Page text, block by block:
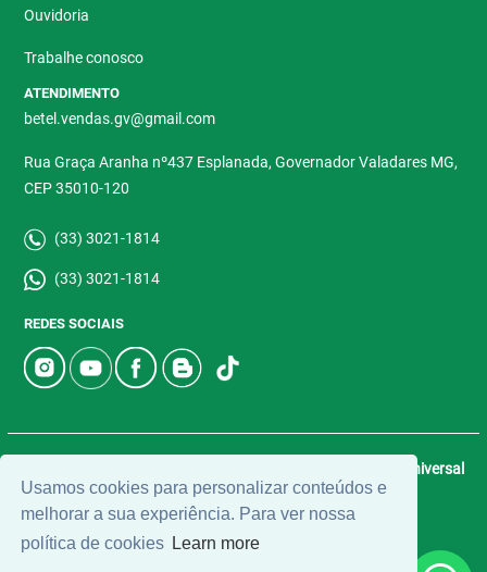
Usamos cookies para personalizar conteúdos e
melhorar a sua experiência. Para ver nossa
política de cookies Learn more
Ouvidoria
Trabalhe conosco
ATENDIMENTO
betel.vendas.gv@gmail.com
Rua Graça Aranha nº437 Esplanada, Governador Valadares MG,
CEP 35010-120
(33) 3021-1814
(33) 3021-1814
REDES SOCIAIS
Universal
Software.